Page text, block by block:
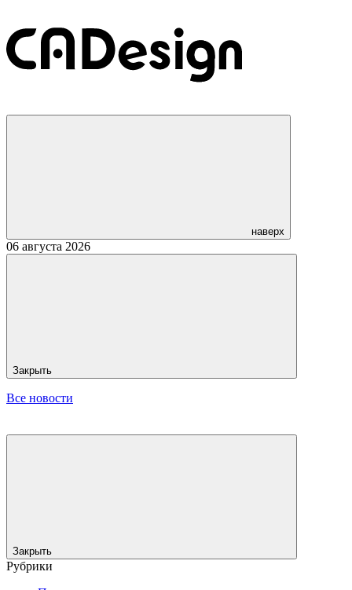
наверх
06 августа 2026
Закрыть
Все новости
Закрыть
Рубрики